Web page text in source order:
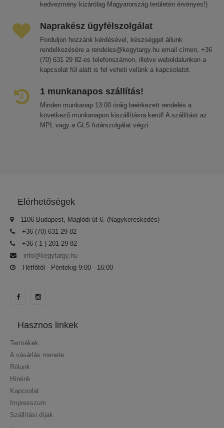
kedvezmény kizárólag Magyarország területén érvényes!)
Naprakész ügyfélszolgálat
Forduljon hozzánk kérdésével, készséggel állunk
rendelkezésére a rendeles@kegytargy.hu email címen, +36
(70) 631 29 82-es telefonszámon, illetve weboldalunkon a
kapcsolat fül alatt is fel veheti velünk a kapcsolatot.
1 munkanapos szállítás!
Minden munkanap 13:00 óráig beérkezett rendelés a
következő munkanapon kiszállításra kerül! A szállítást az
MPL vagy a GLS futárszolgálat végzi.
Elérhetőségek
1106 Budapest, Maglódi út 6. (Nagykereskedés)
+36 (70) 631 29 82
+36 ( 1 ) 201 29 82
info@kegytargy.hu
Hétfőtől - Péntekig 9:00 - 16:00
Hasznos linkek
Termékek
A vásárlás menete
Rólunk
Híreink
Kapcsolat
Impresszum
Szállítási díjak